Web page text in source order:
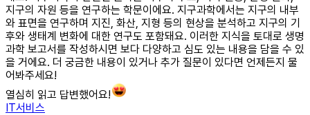
지구의 자원 등을 연구하는 학문이에요. 지구과학에서는 지구의 내부
와 표면을 연구하며 지진, 화산, 지형 등의 현상을 분석하고 지구의 기
후와 생태계 변화에 대한 연구도 포함돼요. 이러한 지식을 토대로 생명
과학 보고서를 작성하시면 보다 다양하고 심도 있는 내용을 담을 수 있
을 거에요. 더 궁금한 내용이 있거나 추가 질문이 있다면 언제든지 물
어봐주세요!
열심히 읽고 답변했어요!
IT서비스